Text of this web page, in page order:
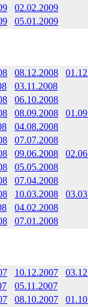
02.02.2009
05.01.2009
08.12.2008
03.11.2008
06.10.2008
08.09.2008
04.08.2008
07.07.2008
09.06.2008
05.05.2008
07.04.2008
10.03.2008
04.02.2008
07.01.2008
10.12.2007
05.11.2007
08.10.2007